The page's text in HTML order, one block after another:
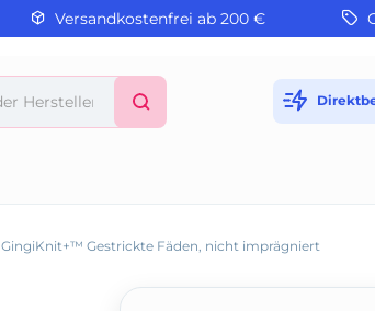
Versandkostenfrei ab 200 €
GingiKnit+™ Gestrickte Fäden, nicht imprägniert